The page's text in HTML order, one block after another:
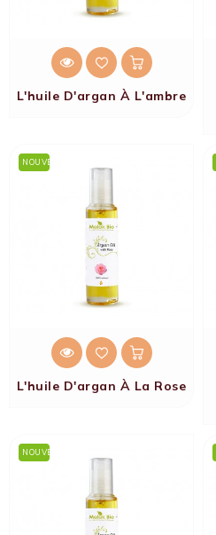
L'huile D'argan À L'ambre
NOUVEAU
L'huile D'argan À La Rose
NOUVEAU